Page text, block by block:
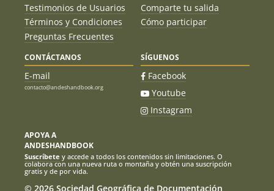
Testimonios de Usuarios
Términos y Condiciones
Preguntas Frecuentes
Comparte tu salida
Cómo participar
CONTÁCTANOS
E-mail
contacto@andeshandbook.org
SÍGUENOS
Facebook
Youtube
Instagram
APOYA A
ANDESHANDBOOK
Suscríbete y accede a todos los contenidos sin limitaciones. O
colabora con una nueva ruta o montaña y obtén una suscripción
gratis y de por vida.
© 2026 Sociedad Geográfica de Documentación